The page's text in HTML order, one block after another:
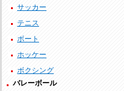
サッカー
テニス
ボート
ホッケー
ボクシング
バレーボール